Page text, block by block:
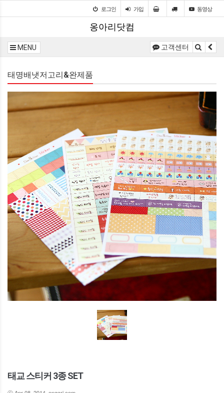
로그인 가입 동영상
옹아리닷컴
MENU 고객센터
태명배냇저고리&완제품
태교 스티커 3종 SET